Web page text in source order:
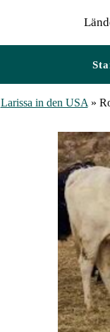
Larissa in den USA »